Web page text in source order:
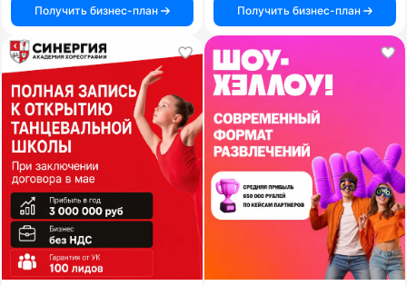
Получить бизнес-план
Получить бизнес-план